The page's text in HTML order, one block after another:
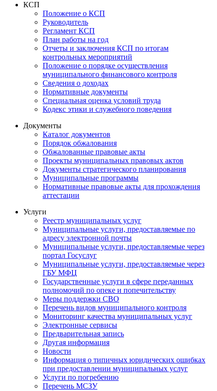
КСП
Положение о КСП
Руководитель
Регламент КСП
План работы на год
Отчеты и заключения КСП по итогам
контрольных мероприятий
Положение о порядке осуществления
муниципального финансового контроля
Сведения о доходах
Нормативные документы
Специальная оценка условий труда
Кодекс этики и служебного поведения
Документы
Каталог документов
Порядок обжалования
Обжалованные правовые акты
Проекты муниципальных правовых актов
Документы стратегического планирования
Муниципальные программы
Нормативные правовые акты для прохождения
аттестации
Услуги
Реестр муниципальных услуг
Муниципальные услуги, предоставляемые по
адресу электронной почты
Муниципальные услуги, предоставляемые через
портал Госуслуг
Муниципальные услуги, предоставляемые через
ГБУ МФЦ
Государственные услуги в сфере переданных
полномочий по опеке и попечительству
Меры поддержки СВО
Перечень видов муниципального контроля
Мониторинг качества муниципальных услуг
Электронные сервисы
Предварительная запись
Другая информация
Новости
Информация о типичных юридических ошибках
при предоставлении муниципальных услуг
Услуги по погребению
Перечень МСЗУ